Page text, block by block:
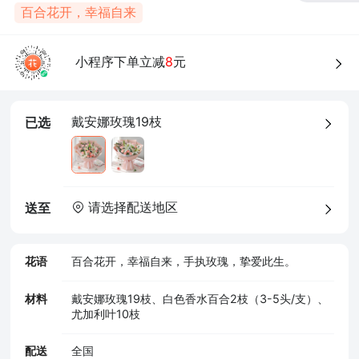
百合花开，幸福自来
小程序下单立减8元
已选 戴安娜玫瑰19枝
送至 请选择配送地区
花语 百合花开，幸福自来，手执玫瑰，挚爱此生。
材料
戴安娜玫瑰19枝、白色香水百合2枝（3-5头/支）、
尤加利叶10枝
配送 全国